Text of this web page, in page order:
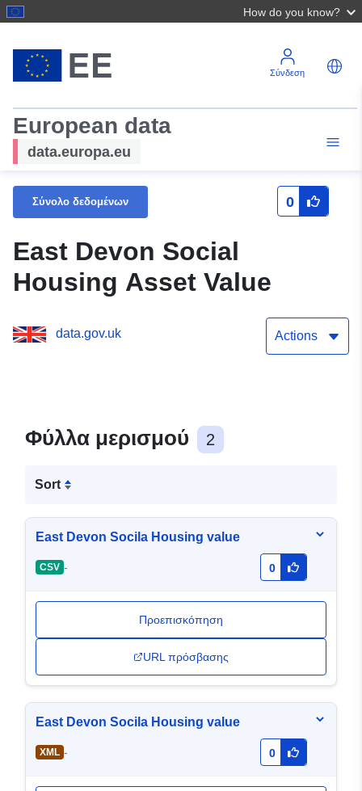
How do you know?
Σύνδεση
European data
data.europa.eu
Σύνολο δεδομένων 0
East Devon Social
Housing Asset Value
data.gov.uk Actions
Φύλλα μερισμού 2
Sort
East Devon Socila Housing value
CSV - 0
Προεπισκόπηση
URL πρόσβασης
East Devon Socila Housing value
XML - 0